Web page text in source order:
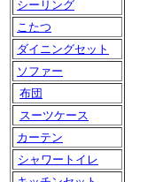
シーリング
こたつ
ダイニングセット
ソファー
布団
スーツケース
カーテン
シャワートイレ